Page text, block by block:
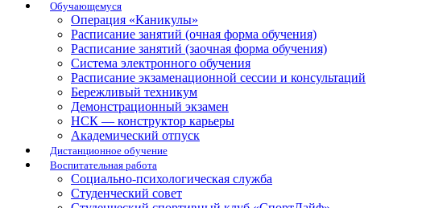
Обучающемуся
Операция «Каникулы»
Расписание занятий (очная форма обучения)
Расписание занятий (заочная форма обучения)
Система электронного обучения
Расписание экзаменационной сессии и консультаций
Бережливый техникум
Демонстрационный экзамен
НСК — конструктор карьеры
Академический отпуск
Дистанционное обучение
Воспитательная работа
Социально-психологическая служба
Студенческий совет